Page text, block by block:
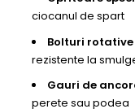
ciocanul de spart
Bolturi
rezistente la
Gauri de
perete sau podea